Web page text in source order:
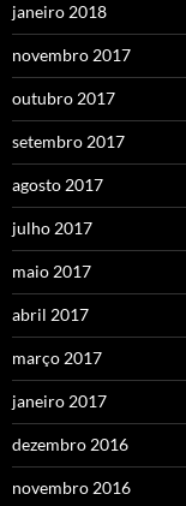
janeiro 2018
novembro 2017
outubro 2017
setembro 2017
agosto 2017
julho 2017
maio 2017
abril 2017
março 2017
janeiro 2017
dezembro 2016
novembro 2016